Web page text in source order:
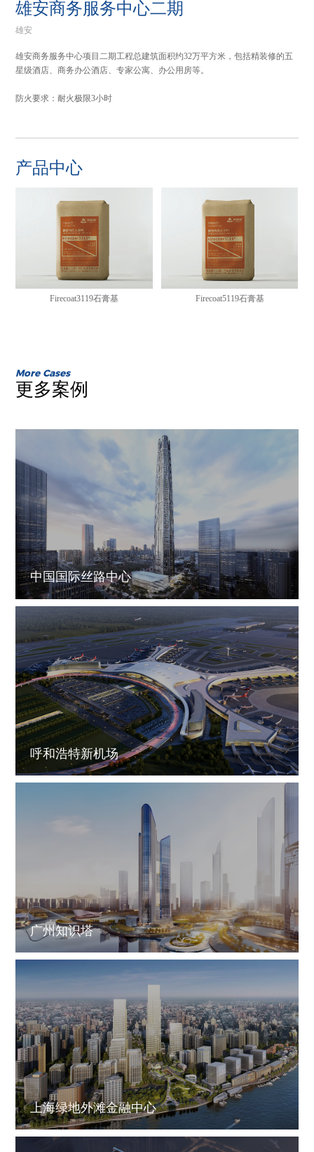
雄安商务服务中心二期
雄安
雄安商务服务中心项目二期工程总建筑面积约32万平方米，包括精装修的五
星级酒店、商务办公酒店、专家公寓、办公用房等。
防火要求：耐火极限3小时
产品中心
Firecoat3119石膏基 Firecoat5119石膏基
More Cases
更多案例
中国国际丝路中心
呼和浩特新机场
广州知识塔
上海绿地外滩金融中心